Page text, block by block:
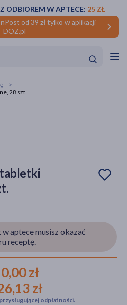
od 39 zł tylko w aplikacji
DOZ.pl
ODBIOREM W APTECE: 25 ZŁ
28 szt.
tabletki
aptece musisz okazać
receptę.
0,00 zł
zł
odpłatności.